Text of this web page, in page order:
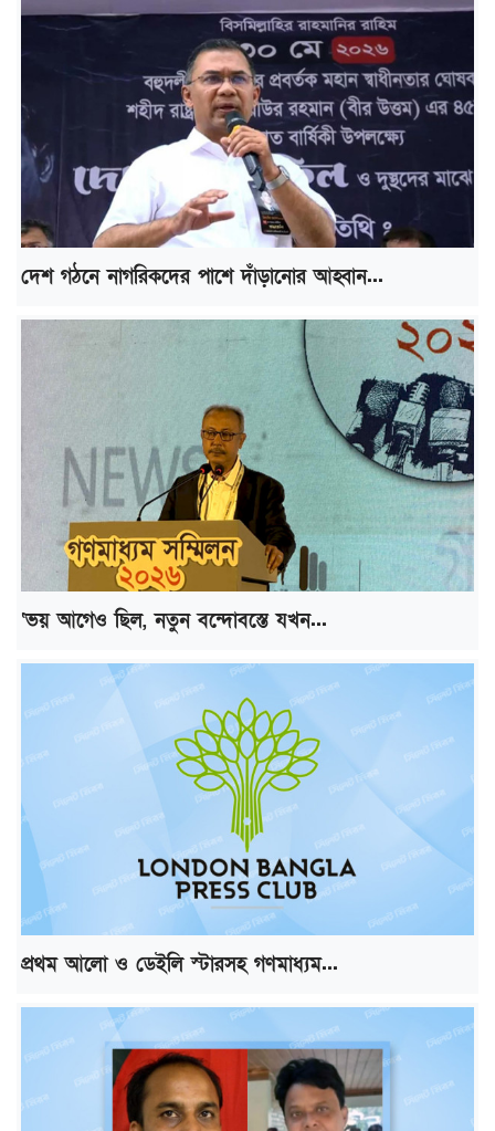
দেশ গঠনে নাগরিকদের পাশে দাঁড়ানোর আহ্বান...
‘ভয় আগেও ছিল, নতুন বন্দোবস্তে যখন...
প্রথম আলো ও ডেইলি স্টারসহ গণমাধ্যম...